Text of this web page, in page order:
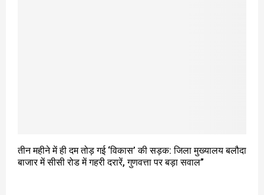
तीन महीने में ही दम तोड़ गई ‘विकास’ की सड़क: जिला मुख्यालय बलौदा
बाजार में सीसी रोड में गहरी दरारें, गुणवत्ता पर बड़ा सवाल”